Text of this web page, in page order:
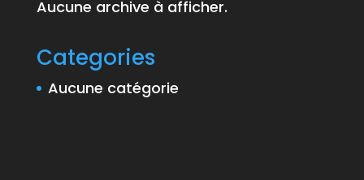
Aucune archive à afficher.
Categories
Aucune catégorie